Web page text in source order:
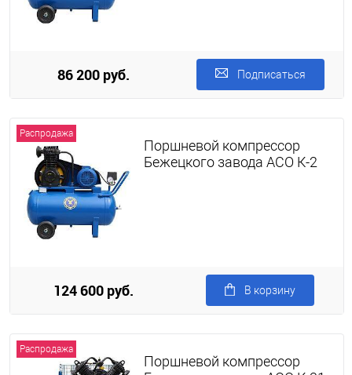
86 200 руб. Подписаться
Распродажа
Поршневой компрессор
Бежецкого завода АСО К-2
124 600 руб. В корзину
Распродажа
Поршневой компрессор